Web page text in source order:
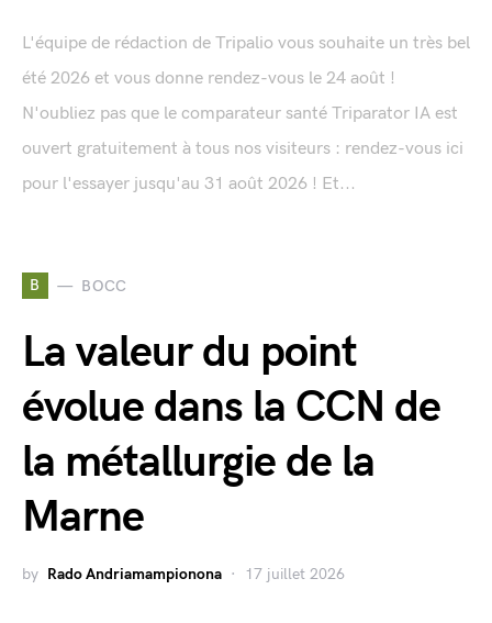
L'équipe de rédaction de Tripalio vous souhaite un très bel
été 2026 et vous donne rendez-vous le 24 août !
N'oubliez pas que le comparateur santé Triparator IA est
ouvert gratuitement à tous nos visiteurs : rendez-vous ici
pour l'essayer jusqu'au 31 août 2026 ! Et...
B BOCC
La valeur du point
évolue dans la CCN de
la métallurgie de la
Marne
by Rado Andriamampionona 17 juillet 2026